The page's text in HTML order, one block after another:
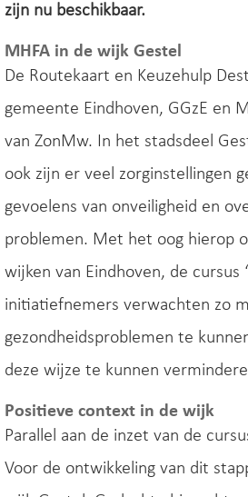
zijn nu beschikbaar.
MHFA in de wijk Gestel
De Routekaart en Keuzehulp
gemeente Eindhoven, GGzE en
van ZonMw. In het stadsdeel
ook zijn er veel zorginstellingen
gevoelens van onveiligheid en
problemen. Met het oog hierop
wijken van Eindhoven, de cursus
initiatiefnemers verwachten zo
gezondheidsproblemen te
deze wijze te kunnen
Positieve context in de wijk
Parallel aan de inzet van de
Voor de ontwikkeling van dit